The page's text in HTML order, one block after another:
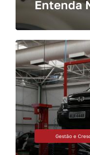
Entenda
Gestão e